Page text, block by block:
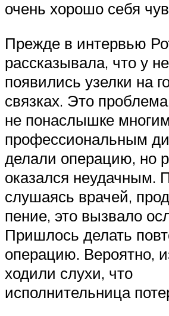
очень хорошо себя
Прежде в интервью
рассказывала, что у
появились узелки на
связках. Это
не понаслышке
профессиональным
делали операцию, но
оказался неудачным.
слушаясь врачей,
пение, это вызвало
Пришлось делать
операцию. Вероятно,
ходили слухи, что
исполнительница